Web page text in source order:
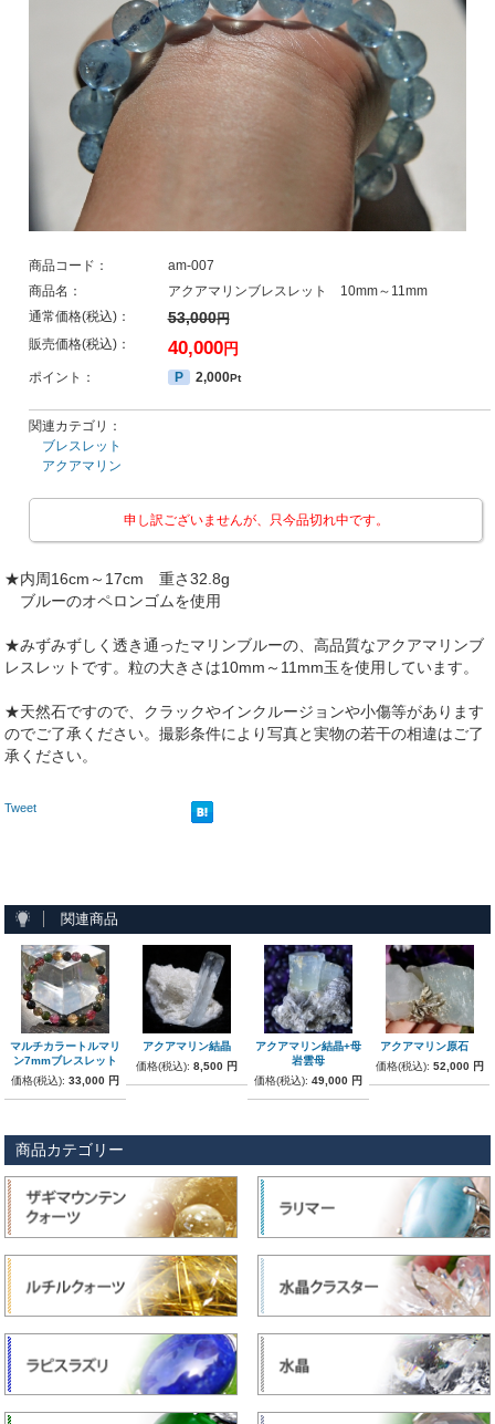
商品コード：
am-007
商品名：
アクアマリンブレスレット 10mm～11mm
通常価格(税込)：
53,000円
販売価格(税込)： 40,000円
ポイント： P 2,000Pt
関連カテゴリ：
ブレスレット
アクアマリン
申し訳ございませんが、只今品切れ中です。
★内周16cm～17cm 重さ32.8g
ブルーのオペロンゴムを使用
★みずみずしく透き通ったマリンブルーの、高品質なアクアマリンブ
レスレットです。粒の大きさは10mm～11mm玉を使用しています。
★天然石ですので、クラックやインクルージョンや小傷等があります
のでご了承ください。撮影条件により写真と実物の若干の相違はご了
承ください。
Tweet
関連商品
マルチカラートルマリ
ン7mmブレスレット
価格(税込):33,000 円
アクアマリン結晶
価格(税込):8,500 円
アクアマリン結晶+母
岩雲母
価格(税込): 49,000 円
アクアマリン原石
価格(税込): 52,000 円
商品カテゴリー